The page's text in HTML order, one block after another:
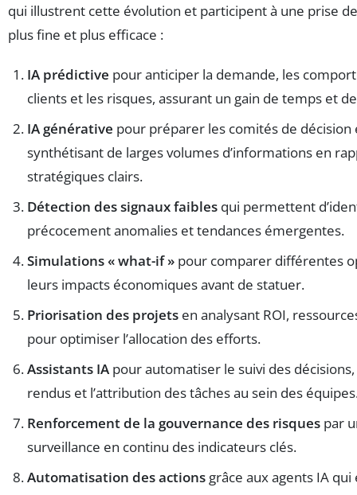
qui illustrent cette évolution et participent à une prise
plus fine et plus efficace :
IA prédictive pour anticiper la demande, les
clients et les risques, assurant un gain de temps et
IA générative pour préparer les comités de décision
synthétisant de larges volumes d’informations en
stratégiques clairs.
Détection des signaux faibles qui permettent
précocement anomalies et tendances émergentes.
Simulations « what-if » pour comparer différentes
leurs impacts économiques avant de statuer.
Priorisation des projets en analysant ROI,
pour optimiser l’allocation des efforts.
Assistants IA pour automatiser le suivi des
rendus et l’attribution des tâches au sein des
Renforcement de la gouvernance des risques par
surveillance en continu des indicateurs clés.
Automatisation des actions grâce aux agents IA